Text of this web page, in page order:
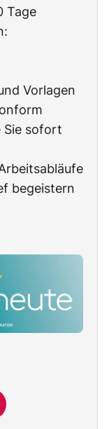
Tage
Vorlagen
Sie sofort
begeistern